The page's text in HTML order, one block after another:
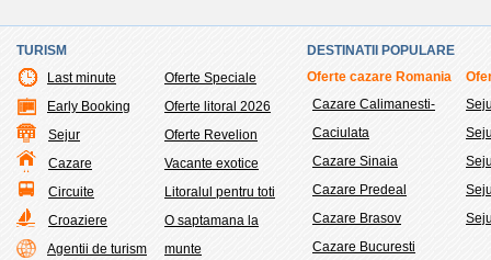
TURISM
Last minute
Early Booking
Sejur
Cazare
Circuite
Croaziere
Agentii de turism
Oferte Speciale
Oferte litoral 2026
Oferte Revelion
Vacante exotice
Litoralul pentru toti
O saptamana la
munte
DESTINATII POPULARE
Oferte cazare Romania
Cazare Calimanesti-
Caciulata
Cazare Sinaia
Cazare Predeal
Cazare Brasov
Cazare Bucuresti